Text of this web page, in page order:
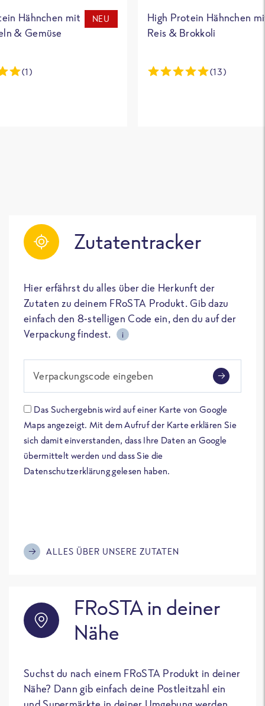
Hähnchen mit
& Gemüse
NEU
(1)
High Protein Hähnchen
Reis & Brokkoli
(13)
Zutatentracker
Hier erfährst du alles über die Herkunft der
Zutaten zu deinem FRoSTA Produkt. Gib dazu
einfach den 8-stelligen Code ein, den du auf der
Verpackung findest.
i
Verpackungscode eingeben
Das Suchergebnis wird auf einer Karte von Google
Maps angezeigt. Mit dem Aufruf der Karte erklären Sie
sich damit einverstanden, dass Ihre Daten an Google
übermittelt werden und dass Sie die
Datenschutzerklärung gelesen haben.
ALLES ÜBER UNSERE ZUTATEN
FRoSTA in deiner
Nähe
Suchst du nach einem FRoSTA Produkt in deiner
Nähe? Dann gib einfach deine Postleitzahl ein